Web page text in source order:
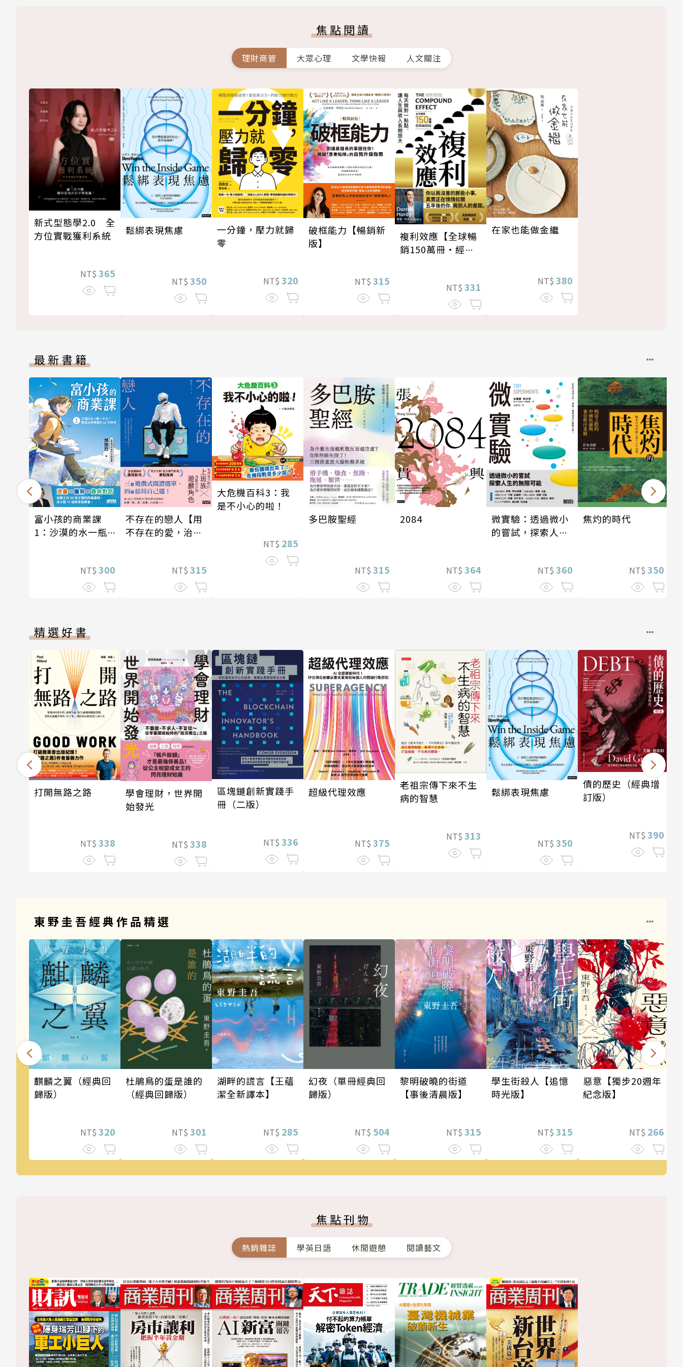
焦點閱讀
理財商管 大眾心理 文學快報 人文關注
新式型態學2.0 全
方位實戰獲利系統
NT$ 365
鬆綁表現焦慮
NT$ 350
一分鐘，壓力就歸
零
NT$ 320
破框能力【暢銷新
版】
NT$ 315
複利效應【全球暢
銷150萬冊・經典
NT$ 331
在家也能做金繼
NT$ 380
最新書籍
富小孩的商業課
1：沙漠的水一瓶
NT$ 300
不存在的戀人【用
不存在的愛，治癒
NT$ 315
大危機百科3：我
是不小心的啦！
NT$ 285
多巴胺聖經
NT$ 315
2084
NT$ 364
微實驗：透過微小
的嘗試，探索人生
NT$ 360
焦灼的時代
NT$ 350
精選好書
打開無路之路
NT$ 338
學會理財，世界開
始發光
NT$ 338
區塊鏈創新實踐手
冊（二版）
NT$ 336
超級代理效應
NT$ 375
老祖宗傳下來不生
病的智慧
NT$ 313
鬆綁表現焦慮
NT$ 350
債的歷史（經典增
訂版）
NT$ 390
東野圭吾經典作品精選
麒麟之翼（經典回
歸版）
NT$ 320
杜鵑鳥的蛋是誰的
（經典回歸版）
NT$ 301
湖畔的謊言【王蘊
潔全新譯本】
NT$ 285
幻夜（單冊經典回
歸版）
NT$ 504
黎明破曉的街道
【事後清晨版】
NT$ 315
學生街殺人【追憶
時光版】
NT$ 315
惡意【獨步20週年
紀念版】
NT$ 266
焦點刊物
熱銷雜誌 學英日語 休閒遊憩 閱讀藝文